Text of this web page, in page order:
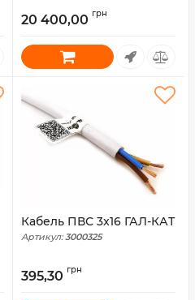
20 400,00 грн
Кабель ПВС 3x16 ГАЛ-КАТ
Артикул: 3000325
395,30 грн